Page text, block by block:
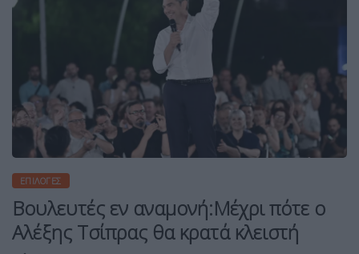
ΕΠΙΛΟΓΈΣ
Βουλευτές εν αναμονή:Μέχρι πότε ο
Αλέξης Τσίπρας θα κρατά κλειστή